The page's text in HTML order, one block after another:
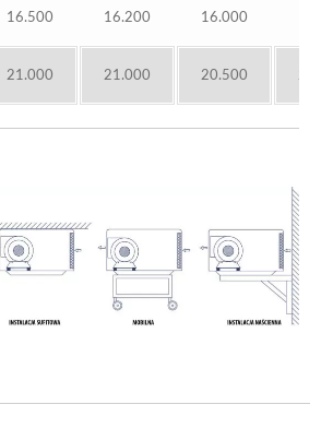
16.500 16.200 16.000
21.000 21.000 20.500